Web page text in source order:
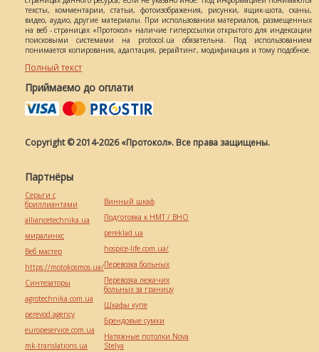
тексты, комментарии, статьи, фотоизображения, рисунки, ящик-шота, сканы,
видео, аудио, другие материалы. При использовании материалов, размещенных
на веб - страницах «Протокол» наличие гиперссылки открытого для индексации
поисковыми системами на protocol.ua обязательна. Под использованием
понимается копирования, адаптация, рерайтинг, модификация и тому подобное.
Полный текст
Приймаємо до оплати
Copyright © 2014-2026 «Протокол». Все права защищены.
Партнёры
Серьги с
бриллиантами
alliancetechnika.ua
миралинкс
Веб мастер
https://motokosmos.ua/
Синтезаторы
agrotechnika.com.ua
perevod.agency
europeservice.com.ua
mk-translations.ua
Винный шкаф
Подготовка к НМТ / ВНО
pereklad.ua
hospice-life.com.ua/
Перевозка больных
Перевозка лежачих
больных за границу
Шкафы купе
Брендовые сумки
Натяжные потолки Nova
Stelya